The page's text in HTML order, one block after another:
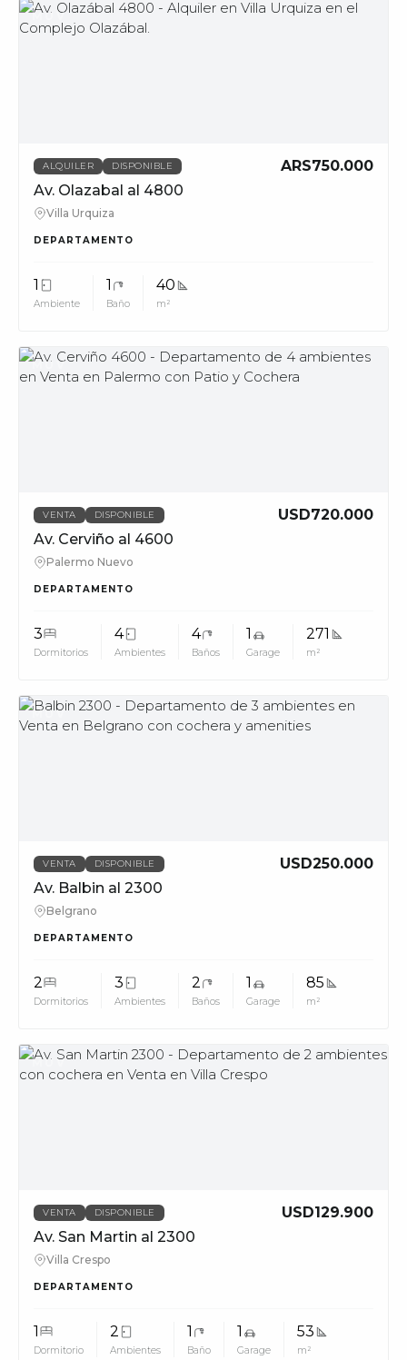
MUV
ALQUILER DISPONIBLE
ARS750.000
Av. Olazabal al 4800
Villa Urquiza
DEPARTAMENTO
1
Ambiente
1
Baño
40
m²
MUV
VENTA DISPONIBLE
USD720.000
Av. Cerviño al 4600
Palermo Nuevo
DEPARTAMENTO
3
Dormitorios
4
Ambientes
4
Baños
1
Garage
271
m²
MUV
VENTA DISPONIBLE
USD250.000
Av. Balbin al 2300
Belgrano
DEPARTAMENTO
2
Dormitorios
3
Ambientes
2
Baños
1
Garage
85
m²
MUV
VENTA DISPONIBLE
USD129.900
Av. San Martin al 2300
Villa Crespo
DEPARTAMENTO
1
Dormitorio
2
Ambientes
1
Baño
1
Garage
53
m²